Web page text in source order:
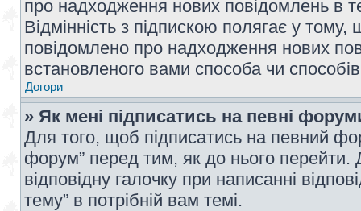
про надходження нових повідомлень в
Відмінність з підпискою полягає у
повідомлено про надходження нових
встановленого вами способа чи
Догори
» Як мені підписатись на певні
Для того, щоб підписатись на певний
форум” перед тим, як до нього перейти.
відповідну галочку при написанні
тему” в потрібній вам темі.